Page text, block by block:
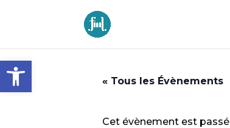
Ouvrir la barre d’outils
« Tous les Évènements
Cet évènement est passé